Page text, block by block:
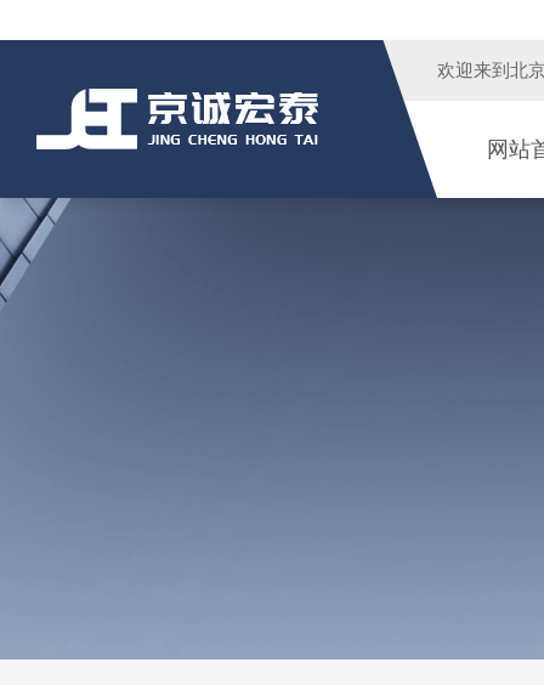
欢迎来到 北
网站